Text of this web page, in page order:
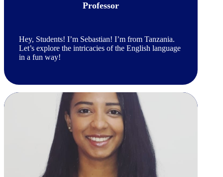
Professor
Hey, Students! I’m Sebastian! I’m from Tanzania.
Let’s explore the intricacies of the English language
in a fun way!